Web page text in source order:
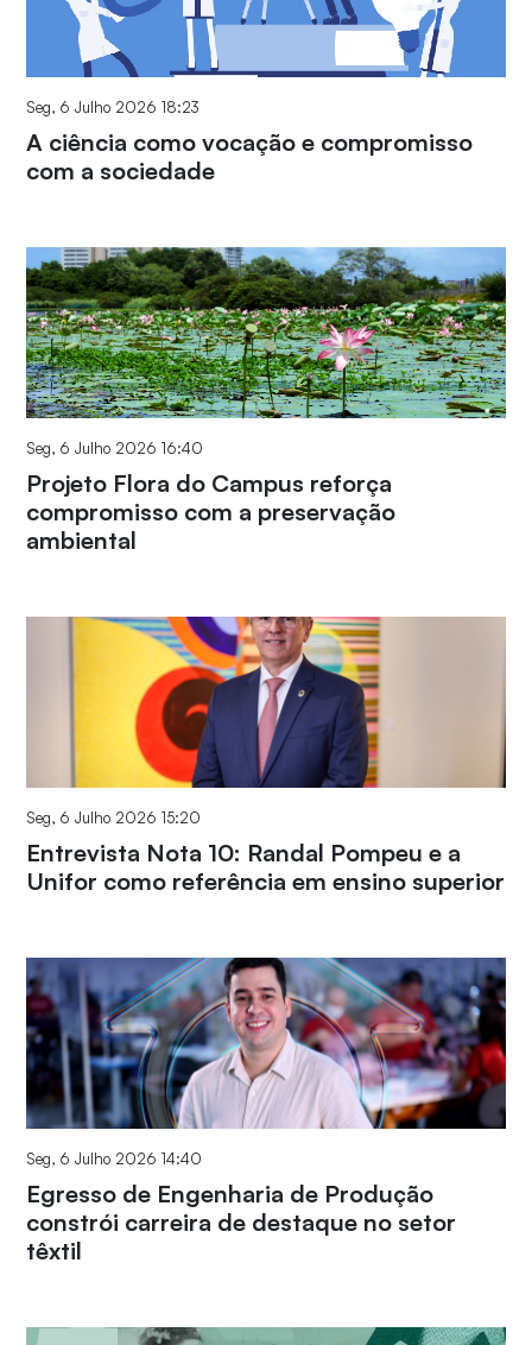
Seg, 6 Julho 2026 18:23
A ciência como vocação e compromisso
com a sociedade
Seg, 6 Julho 2026 16:40
Projeto Flora do Campus reforça
compromisso com a preservação
ambiental
Seg, 6 Julho 2026 15:20
Entrevista Nota 10: Randal Pompeu e a
Unifor como referência em ensino superior
Seg, 6 Julho 2026 14:40
Egresso de Engenharia de Produção
constrói carreira de destaque no setor
têxtil